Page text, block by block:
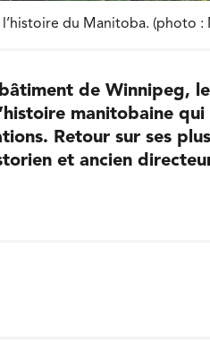
du Manitoba. (photo :
de Winnipeg,
manitobaine
Retour sur ses
et ancien